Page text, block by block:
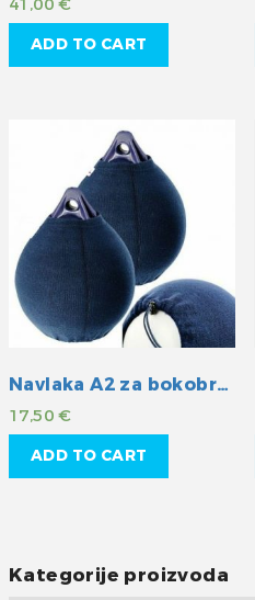
ADD TO CART
Navlaka A2 za bokobrane Fendress crni
17,50€
ADD TO CART
Kategorije proizvoda